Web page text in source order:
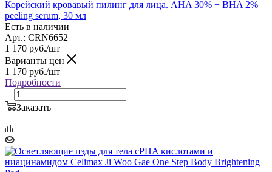
Корейский кровавый пилинг для лица. AHA 30% + BHA 2%
peeling serum, 30 мл
Есть в наличии
Арт.: CRN6652
1 170 руб./шт
Варианты цен
1 170 руб./шт
Подробности
Заказать